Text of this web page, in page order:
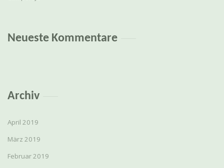
Neueste Kommentare
Archiv
April 2019
März 2019
Februar 2019